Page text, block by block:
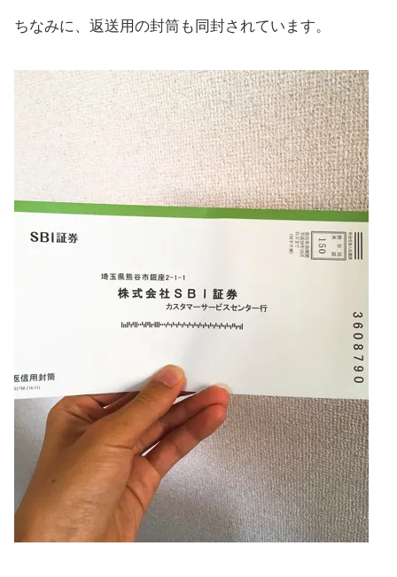
ちなみに、返送用の封筒も同封されています。